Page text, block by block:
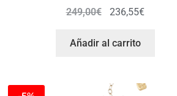
249,00€ 236,55€
Añadir al carrito